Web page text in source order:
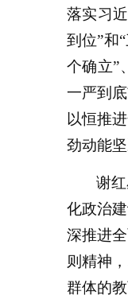
落实习
到位”和
个确立”
一严到
以恒推
劲动能
谢
化政治
深推进
则精神
群体的